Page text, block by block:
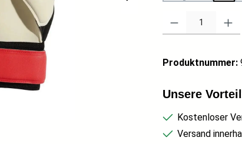
Produkt Anzahl:
Produktnummer:
Unsere
Kostenloser
Versand